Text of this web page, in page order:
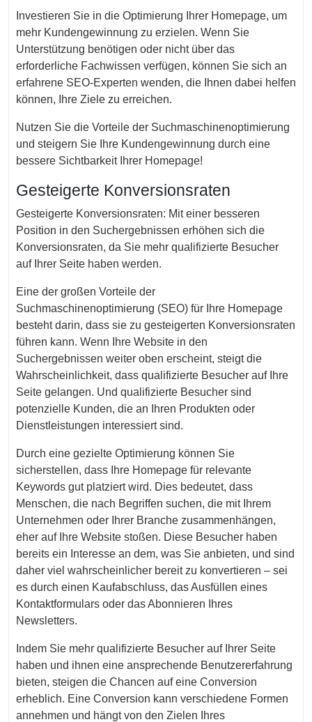
Investieren Sie in die Optimierung Ihrer Homepage, um
mehr Kundengewinnung zu erzielen. Wenn Sie
Unterstützung benötigen oder nicht über das
erforderliche Fachwissen verfügen, können Sie sich an
erfahrene SEO-Experten wenden, die Ihnen dabei helfen
können, Ihre Ziele zu erreichen.
Nutzen Sie die Vorteile der Suchmaschinenoptimierung
und steigern Sie Ihre Kundengewinnung durch eine
bessere Sichtbarkeit Ihrer Homepage!
Gesteigerte Konversionsraten
Gesteigerte Konversionsraten: Mit einer besseren
Position in den Suchergebnissen erhöhen sich die
Konversionsraten, da Sie mehr qualifizierte Besucher
auf Ihrer Seite haben werden.
Eine der großen Vorteile der
Suchmaschinenoptimierung (SEO) für Ihre Homepage
besteht darin, dass sie zu gesteigerten Konversionsraten
führen kann. Wenn Ihre Website in den
Suchergebnissen weiter oben erscheint, steigt die
Wahrscheinlichkeit, dass qualifizierte Besucher auf Ihre
Seite gelangen. Und qualifizierte Besucher sind
potenzielle Kunden, die an Ihren Produkten oder
Dienstleistungen interessiert sind.
Durch eine gezielte Optimierung können Sie
sicherstellen, dass Ihre Homepage für relevante
Keywords gut platziert wird. Dies bedeutet, dass
Menschen, die nach Begriffen suchen, die mit Ihrem
Unternehmen oder Ihrer Branche zusammenhängen,
eher auf Ihre Website stoßen. Diese Besucher haben
bereits ein Interesse an dem, was Sie anbieten, und sind
daher viel wahrscheinlicher bereit zu konvertieren – sei
es durch einen Kaufabschluss, das Ausfüllen eines
Kontaktformulars oder das Abonnieren Ihres
Newsletters.
Indem Sie mehr qualifizierte Besucher auf Ihrer Seite
haben und ihnen eine ansprechende Benutzererfahrung
bieten, steigen die Chancen auf eine Conversion
erheblich. Eine Conversion kann verschiedene Formen
annehmen und hängt von den Zielen Ihres